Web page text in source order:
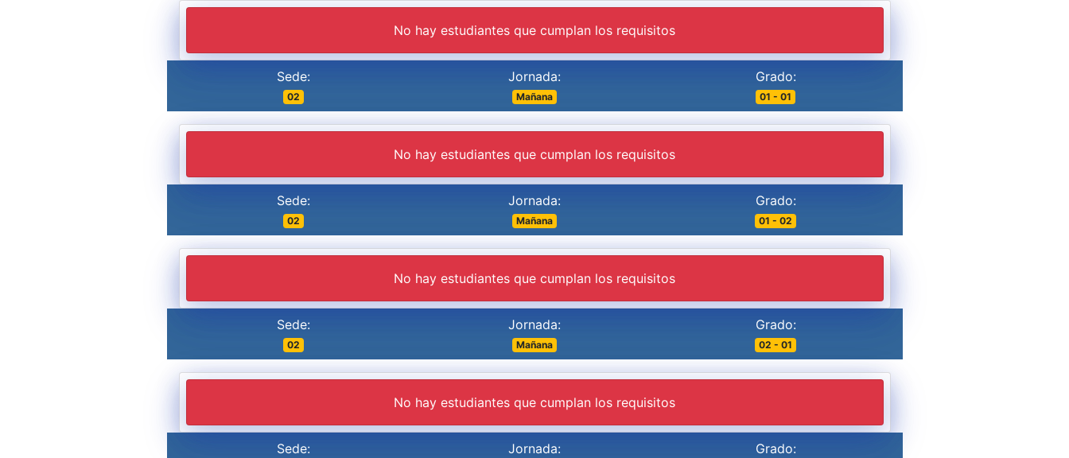
No hay estudiantes que cumplan los requisitos
Sede:
02
Jornada:
Mañana
Grado:
01 - 01
No hay estudiantes que cumplan los requisitos
Sede:
02
Jornada:
Mañana
Grado:
01 - 02
No hay estudiantes que cumplan los requisitos
Sede:
02
Jornada:
Mañana
Grado:
02 - 01
No hay estudiantes que cumplan los requisitos
Sede: Jornada: Grado: